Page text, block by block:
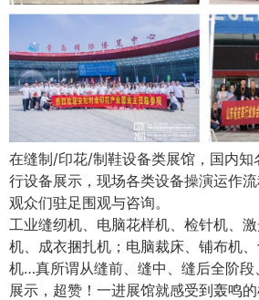
在缝制/印花/制鞋设备类展馆，国内知
行设备展示，现场各类设备操演运作
观众们驻足围观与咨询。
工业缝纫机、电脑花样机、检针机、
机、成衣捆扎机；电脑裁床、铺布机
机…真所谓从缝前、缝中、缝后全阶
展示，超赞！一进展馆就感受到轰鸣